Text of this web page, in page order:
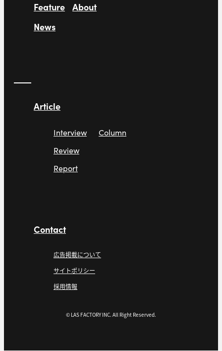
Feature
News
About
Article
Interview
Review
Report
Column
Contact
広告掲載について
サイトポリシー
採用情報
© LAS FACTORY INC. All Right Reserved.